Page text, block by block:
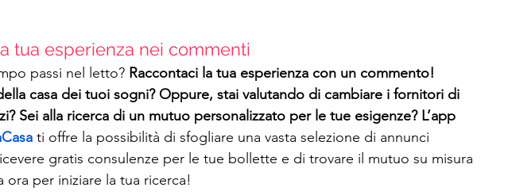
tua esperienza nei commenti
passi nel letto? Raccontaci la tua esperienza con un commento!
casa dei tuoi sogni? Oppure, stai valutando di cambiare i fornitori di
Sei alla ricerca di un mutuo personalizzato per le tue esigenze? L’app
ti offre la possibilità di sfogliare una vasta selezione di annunci
gratis consulenze per le tue bollette e di trovare il mutuo su misura
ora per iniziare la tua ricerca!